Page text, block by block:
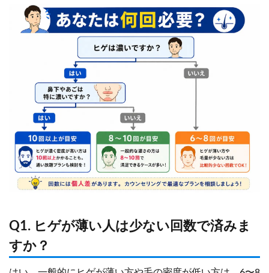
Q1. ヒゲが薄い人は少ない回数で済みま
すか？